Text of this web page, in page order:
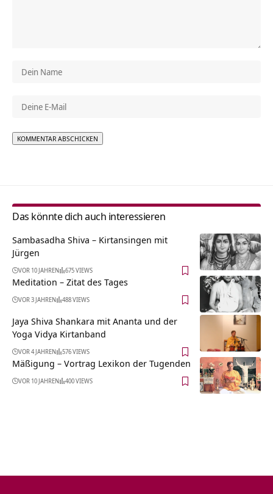
Das könnte dich auch interessieren
Sambasadha Shiva – Kirtansingen mit
Jürgen
VOR 10 JAHREN 675 VIEWS
Meditation – Zitat des Tages
VOR 3 JAHREN 488 VIEWS
Jaya Shiva Shankara mit Ananta und der
Yoga Vidya Kirtanband
VOR 4 JAHREN 576 VIEWS
Mäßigung – Vortrag Lexikon der Tugenden
VOR 10 JAHREN 400 VIEWS